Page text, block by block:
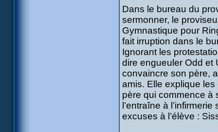
Dans le bureau du
sermonner, le
Gymnastique pour
fait irruption dans le
Ignorant les
dire engueuler Odd et
convaincre son père,
amis. Elle explique
père qui commence à
l’entraîne à
excuses à l’élève :